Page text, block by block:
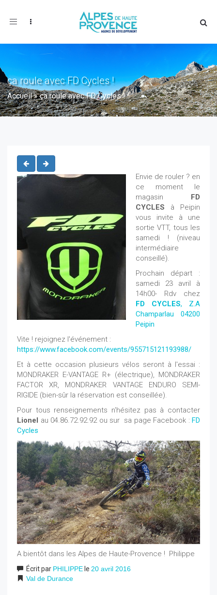
Toggle
ça roule avec FD Cycles !
Accueil»ça roule avec FD Cycles !
Envie de rouler ? en
ce moment le
magasin FD
CYCLES à Peipin
vous invite à une
sortie VTT, tous les
samedi ! (niveau
intermédiaire
conseillé).
Prochain départ :
samedi 23 avril à
14h00- Rdv chez
FD CYCLES, Z.A
Champarlau 04200
Peipin
Vite ! rejoignez l'événement :
https://www.facebook.com/events/955715121193988/
Et à cette occasion plusieurs vélos seront à l'essai :
MONDRAKER E-VANTAGE R+ (électrique), MONDRAKER
FACTOR XR, MONDRAKER VANTAGE ENDURO SEMI-
RIGIDE (bien-sûr la réservation est conseillée).
Pour tous renseignements n'hésitez pas à contacter
Lionel au 04.86.72.92.92 ou sur sa page Facebook : FD
Cycles
A bientôt dans les Alpes de Haute-Provence ! Philippe
Écrit par PHILIPPE le 20 avril 2016
Val de Durance